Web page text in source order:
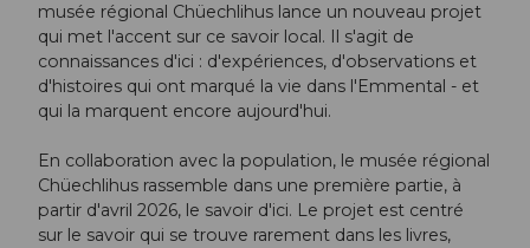
musée régional Chüechlihus lance un nouveau projet
qui met l'accent sur ce savoir local. Il s'agit de
connaissances d'ici : d'expériences, d'observations et
d'histoires qui ont marqué la vie dans l'Emmental - et
qui la marquent encore aujourd'hui.
En collaboration avec la population, le musée régional
Chüechlihus rassemble dans une première partie, à
partir d'avril 2026, le savoir d'ici. Le projet est centré
sur le savoir qui se trouve rarement dans les livres,